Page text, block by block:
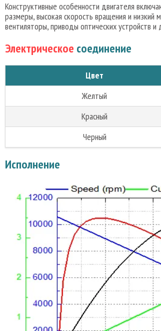
Конструктивные особенности двигателя
размеры, высокая скорость вращения и
вентиляторы, приводы оптических устройств
Электрическое соединение
Цвет
Желтый
Красный
Черный
Исполнение